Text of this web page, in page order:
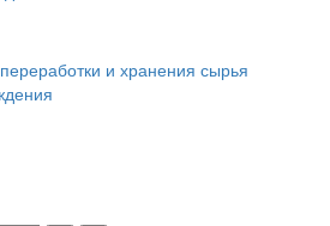
и хранения сырья